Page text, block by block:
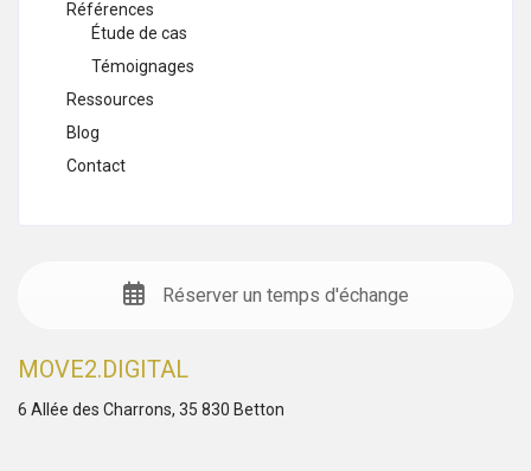
Références
Étude de cas
Témoignages
Ressources
Blog
Contact
Réserver un temps d'échange
MOVE2.DIGITAL
6 Allée des Charrons, 35 830 Betton